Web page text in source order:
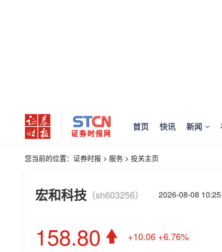
首页 快讯 新闻
您当前的位置： 证券时报 > 服务 > 投关主页
宏和科技 （sh603256） 2026-08-08
158.80 +10.06 +6.76%